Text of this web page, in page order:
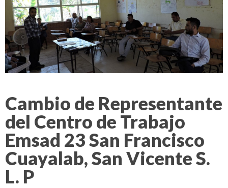
Cambio de Representante
del Centro de Trabajo
Emsad 23 San Francisco
Cuayalab, San Vicente S.
L. P